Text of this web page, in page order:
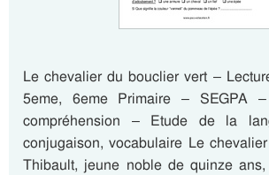
Le chevalier du bouclier vert –
5eme, 6eme Primaire – SEGPA
compréhension – Etude de la
conjugaison, vocabulaire Le
Thibault, jeune noble de quinze